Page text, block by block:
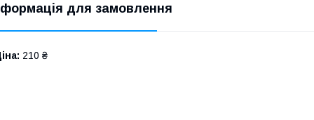
для замовлення
210 ₴